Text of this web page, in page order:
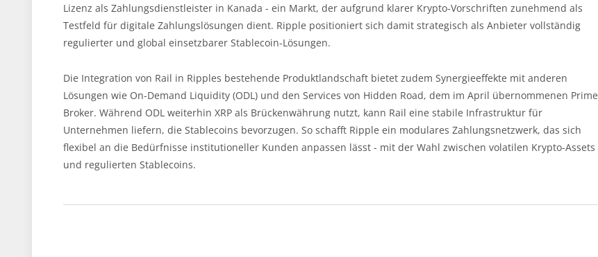
Lizenz als Zahlungsdienstleister in Kanada - ein Markt, der aufgrund klarer Krypto-Vorschriften zunehmend als
Testfeld für digitale Zahlungslösungen dient. Ripple positioniert sich damit strategisch als Anbieter vollständig
regulierter und global einsetzbarer Stablecoin-Lösungen.
Die Integration von Rail in Ripples bestehende Produktlandschaft bietet zudem Synergieeffekte mit anderen
Lösungen wie On-Demand Liquidity (ODL) und den Services von Hidden Road, dem im April übernommenen Prime
Broker. Während ODL weiterhin XRP als Brückenwährung nutzt, kann Rail eine stabile Infrastruktur für
Unternehmen liefern, die Stablecoins bevorzugen. So schafft Ripple ein modulares Zahlungsnetzwerk, das sich
flexibel an die Bedürfnisse institutioneller Kunden anpassen lässt - mit der Wahl zwischen volatilen Krypto-Assets
und regulierten Stablecoins.